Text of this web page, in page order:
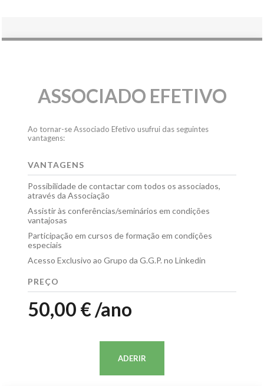
ASSOCIADO EFETIVO
Ao tornar-se Associado Efetivo usufrui das seguintes
vantagens:
VANTAGENS
Possibilidade de contactar com todos os associados,
através da Associação
Assistir às conferências/seminários em condições
vantajosas
Participação em cursos de formação em condições
especiais
Acesso Exclusivo ao Grupo da G.G.P. no Linkedin
PREÇO
50,00 € /ano
ADERIR